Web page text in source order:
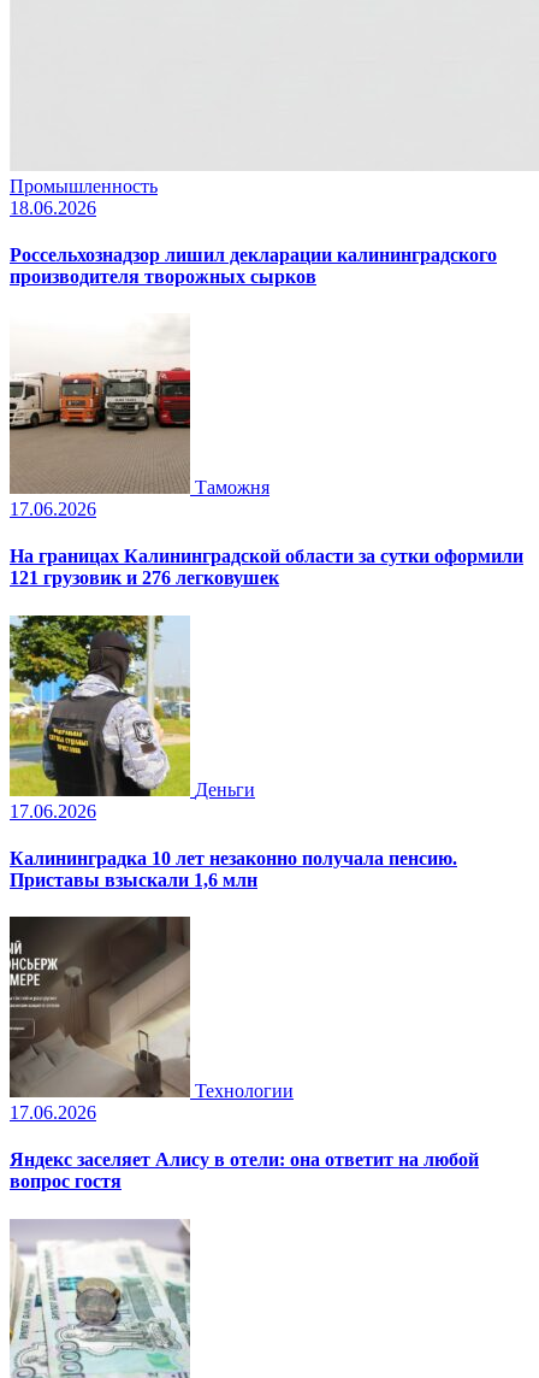
Промышленность
18.06.2026
Россельхознадзор лишил декларации калининградского
производителя творожных сырков
Таможня
17.06.2026
На границах Калининградской области за сутки оформили
121 грузовик и 276 легковушек
Деньги
17.06.2026
Калининградка 10 лет незаконно получала пенсию.
Приставы взыскали 1,6 млн
Технологии
17.06.2026
Яндекс заселяет Алису в отели: она ответит на любой
вопрос гостя